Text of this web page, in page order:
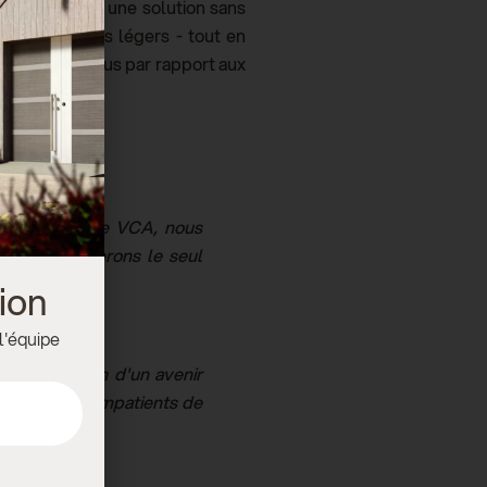
qui offre une solution sans
et légers légers - tout en
accrus par rapport aux
de l'Axe VCA, nous
où nous serons le seul
l'élaboration d'un avenir
sommes impatients de